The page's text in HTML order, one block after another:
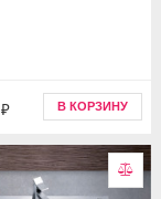
₽ В КОРЗИНУ